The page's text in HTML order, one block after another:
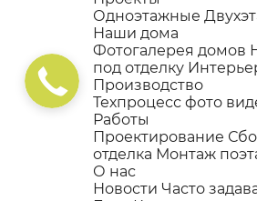
Одноэтажные
Наши дома
Фотогалерея домов
под отделку
Производство
Техпроцесс фото
Работы
Проектирование
отделка Монтаж
О нас
Новости Часто